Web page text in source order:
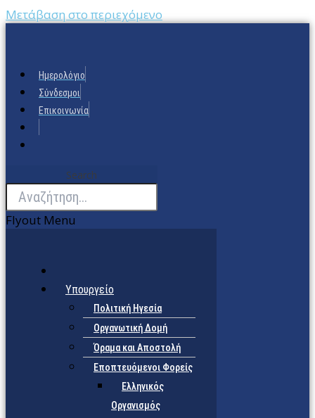
Μετάβαση στο περιεχόμενο
Ημερολόγιο
Σύνδεσμοι
Επικοινωνία
Search
Flyout Menu
Υπουργείο
Πολιτική Ηγεσία
Οργανωτική Δομή
Όραμα και Αποστολή
Εποπτευόμενοι Φορείς
Eλληνικός
Οργανισμός